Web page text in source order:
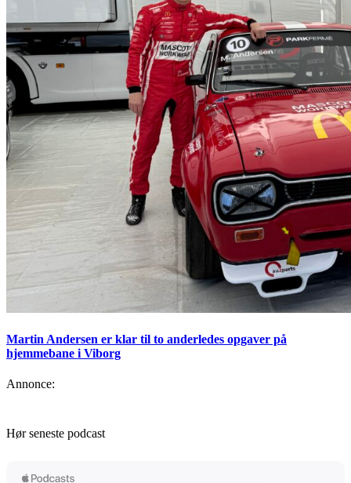
Martin Andersen er klar til to anderledes opgaver på
hjemmebane i Viborg
Annonce:
Hør seneste podcast